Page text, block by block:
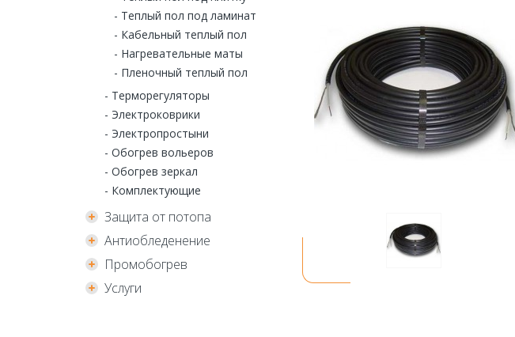
- Теплый пол под ламинат
- Кабельный теплый пол
- Нагревательные маты
- Пленочный теплый пол
- Терморегуляторы
- Электроковрики
- Электропростыни
- Обогрев вольеров
- Обогрев зеркал
- Комплектующие
Защита от потопа
Антиобледенение
Промобогрев
Услуги